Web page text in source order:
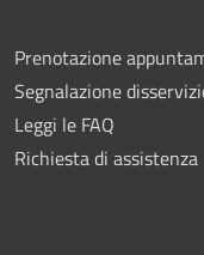
Prenotazione
Segnalazione
Leggi le FAQ
Richiesta di assistenza